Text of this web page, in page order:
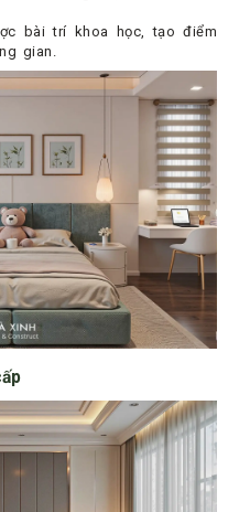
bài trí khoa học, tạo điểm
gian.